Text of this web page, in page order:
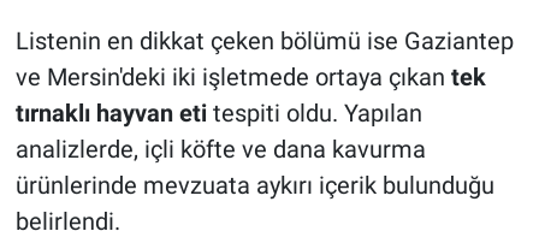
Listenin en dikkat çeken bölümü ise Gaziantep
ve Mersin'deki iki işletmede ortaya çıkan tek
tırnaklı hayvan etitespiti oldu. Yapılan
analizlerde, içli köfte ve dana kavurma
ürünlerinde mevzuata aykırı içerik bulunduğu
belirlendi.